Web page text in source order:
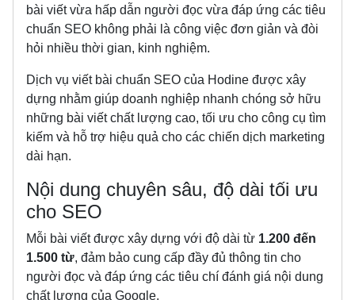
bài viết vừa hấp dẫn người đọc vừa đáp ứng các tiêu
chuẩn SEO không phải là công việc đơn giản và đòi
hỏi nhiều thời gian, kinh nghiệm.
Dịch vụ viết bài chuẩn SEO của Hodine được xây
dựng nhằm giúp doanh nghiệp nhanh chóng sở hữu
những bài viết chất lượng cao, tối ưu cho công cụ tìm
kiếm và hỗ trợ hiệu quả cho các chiến dịch marketing
dài hạn.
Nội dung chuyên sâu, độ dài tối ưu
cho SEO
Mỗi bài viết được xây dựng với độ dài từ 1.200 đến
1.500 từ, đảm bảo cung cấp đầy đủ thông tin cho
người đọc và đáp ứng các tiêu chí đánh giá nội dung
chất lượng của Google.